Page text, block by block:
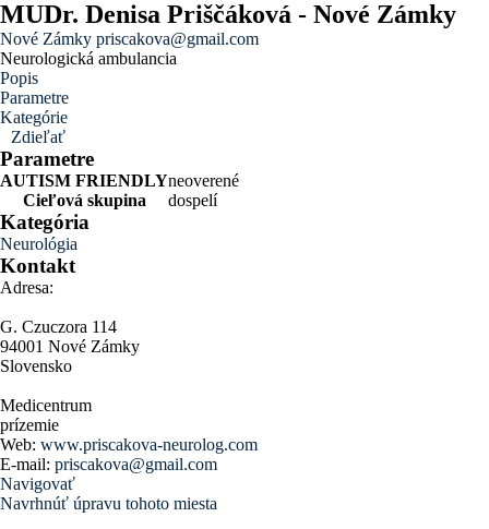
MUDr. Denisa Priščáková - Nové Zámky
Nové Zámky priscakova@gmail.com
Neurologická ambulancia
Popis
Parametre
Kategórie
Zdieľať
Parametre
AUTISM FRIENDLYneoverené
Cieľová skupina
dospelí
Kategória
Neurológia
Kontakt
Adresa:
G. Czuczora 114
94001 Nové Zámky
Slovensko
Medicentrum
prízemie
Web: www.priscakova-neurolog.com
E-mail: priscakova@gmail.com
Navigovať
Navrhnúť úpravu tohoto miesta